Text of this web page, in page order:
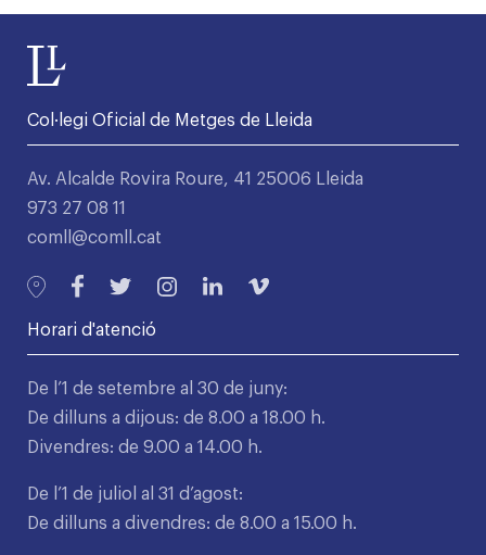
Col·legi Oficial de Metges de Lleida
Av. Alcalde Rovira Roure, 41 25006 Lleida
973 27 08 11
comll@comll.cat
Horari d'atenció
De l’1 de setembre al 30 de juny:
De dilluns a dijous: de 8.00 a 18.00 h.
Divendres: de 9.00 a 14.00 h.
De l’1 de juliol al 31 d’agost:
De dilluns a divendres: de 8.00 a 15.00 h.